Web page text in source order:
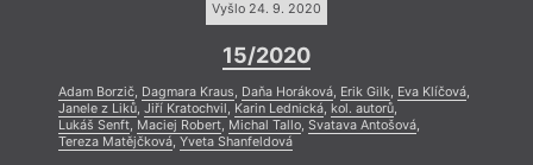
Vyšlo 24. 9. 2020
15/2020
Adam Borzič, Dagmara Kraus, Daňa Horáková, Erik Gilk, Eva Klíčová,
Janele z Liků, Jiří Kratochvil, Karin Lednická, kol. autorů,
Lukáš Senft, Maciej Robert, Michal Tallo, Svatava Antošová,
Tereza Matějčková, Yveta Shanfeldová